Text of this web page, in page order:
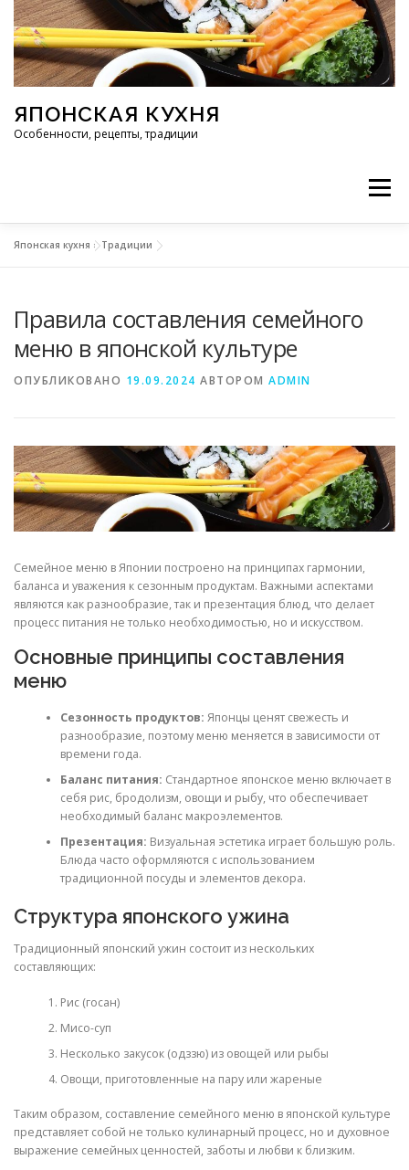
Перейти к содержимому
ЯПОНСКАЯ КУХНЯ
Особенности, рецепты, традиции
Меню
РЕЦЕПТЫ ТРАДИЦИИ СТАТЬИ
Японская кухня »Традиции
Правила составления семейного
меню в японской культуре
ОПУБЛИКОВАНО 19.09.2024 АВТОРОМ ADMIN
Семейное меню в Японии построено на принципах гармонии,
баланса и уважения к сезонным продуктам. Важными аспектами
являются как разнообразие, так и презентация блюд, что делает
процесс питания не только необходимостью, но и искусством.
Основные принципы составления
меню
Сезонность продуктов: Японцы ценят свежесть и
разнообразие, поэтому меню меняется в зависимости от
времени года.
Баланс питания: Стандартное японское меню включает в
себя рис, бродолизм, овощи и рыбу, что обеспечивает
необходимый баланс макроэлементов.
Презентация: Визуальная эстетика играет большую роль.
Блюда часто оформляются с использованием
традиционной посуды и элементов декора.
Структура японского ужина
Традиционный японский ужин состоит из нескольких
составляющих:
Рис (госан)
Мисо-суп
Несколько закусок (одззю) из овощей или рыбы
Овощи, приготовленные на пару или жареные
Таким образом, составление семейного меню в японской культуре
представляет собой не только кулинарный процесс, но и духовное
выражение семейных ценностей, заботы и любви к близким.